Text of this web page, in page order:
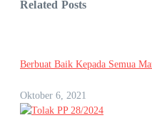
Related Posts
Berbuat Baik Kepada Semua
Oktober 6, 2021